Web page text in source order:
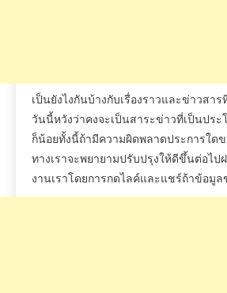
เป็นยังไงกันบ้างกับเรื่องราวและข่าวสา
วันนี้หวังว่าคงจะเป็นสาระข่าวที่เป็นปร
ก็น้อยทั้งนี้ถ้ามีความผิดพลาดประการใด
ทางเราจะพยายามปรับปรุงให้ดีขึ้นต่อไป
งานเราโดยการกดไลค์และแชร์ถ้าข้อมูล